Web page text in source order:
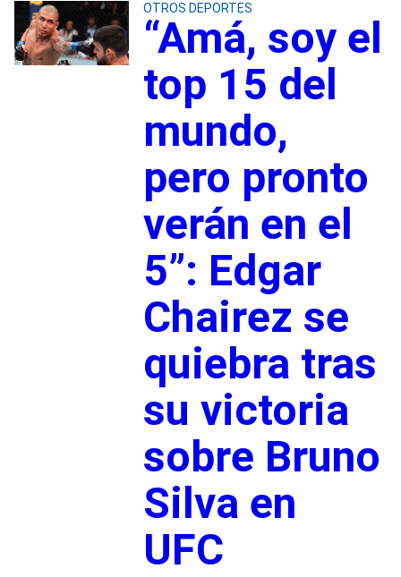
OTROS DEPORTES
“Amá, soy el
top 15 del
mundo,
pero pronto
verán en el
5”: Edgar
Chairez se
quiebra tras
su victoria
sobre Bruno
Silva en
UFC